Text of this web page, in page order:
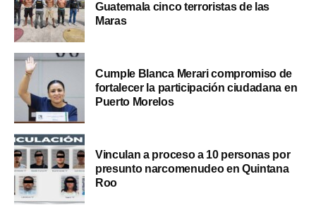
Guatemala cinco terroristas de las
Maras
Cumple Blanca Merari compromiso de
fortalecer la participación ciudadana en
Puerto Morelos
Vinculan a proceso a 10 personas por
presunto narcomenudeo en Quintana
Roo